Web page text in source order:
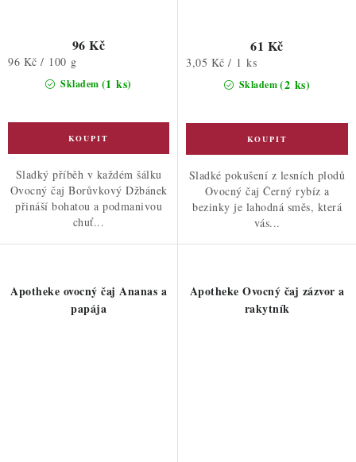
Skladem (1 ks)
96 Kč
Měrná
96 Kč / 100 g
Sladký příběh v každém šálku
Ovocný čaj Borůvkový Džbánek
přináší bohatou a podmanivou
chuť...
Skladem(2 ks)
61 Kč
Měrná
3,05 Kč / 1 ks
Sladké pokušení z lesních plodů
Ovocný čaj Černý rybíz a
bezinky je lahodná směs, která
vás...
Apotheke ovocný čaj Ananas a
papája
Apotheke Ovocný čaj zázvor a
rakytník